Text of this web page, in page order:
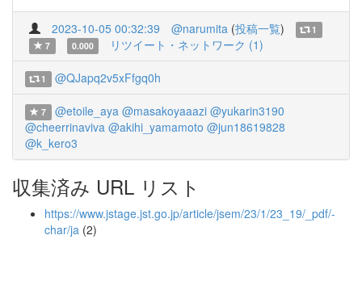
2023-10-05 00:32:39 @narumita (投稿一覧)
1
7
0.000 リツイート・ネットワーク (1)
1 @QJapq2v5xFfgq0h
7 @etoile_aya @masakoyaaazi @yukarin3190
@cheerrinaviva @akihi_yamamoto @jun18619828
@k_kero3
収集済み URL リスト
https://www.jstage.jst.go.jp/article/jsem/23/1/23_19/_pdf/-
char/ja (2)